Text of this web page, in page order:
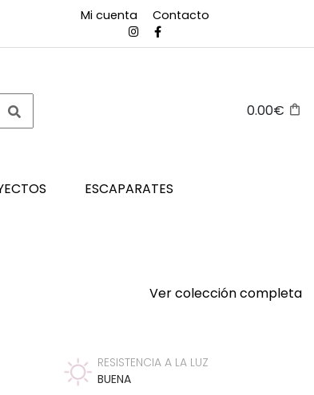
Mi cuenta Contacto
0.00€
ESCAPARATES
Ver colección completa
RESISTENCIA A LA LUZ
BUENA